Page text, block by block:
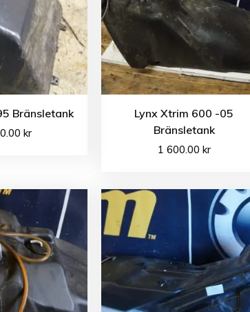
Bränsletank
kr
Lynx Xtrim 600 -05
Bränsletank
1 600.00 kr